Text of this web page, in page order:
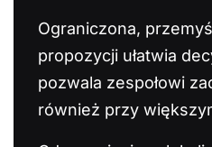
Ograniczona,
propozycji ułatwia
pozwala zespołowi
również przy